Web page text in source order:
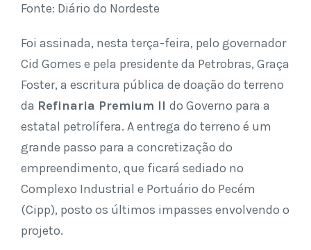
Fonte: Diário do Nordeste
Foi assinada, nesta terça-feira, pelo governador
Cid Gomes e pela presidente da Petrobras, Graça
Foster, a escritura pública de doação do terreno
da Refinaria Premium II do Governo para a
estatal petrolífera. A entrega do terreno é um
grande passo para a concretização do
empreendimento, que ficará sediado no
Complexo Industrial e Portuário do Pecém
(Cipp), posto os últimos impasses envolvendo o
projeto.